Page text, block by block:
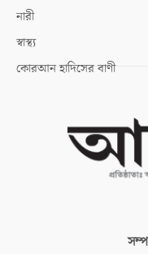
নারী
স্বাস্থ্য
কোরআন হাদিসের বাণী